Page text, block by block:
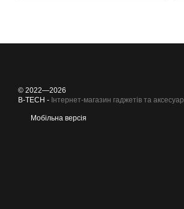
© 2022—2026
B-TECH - Інтернет-магазин гаджетів та
Мобільна версія